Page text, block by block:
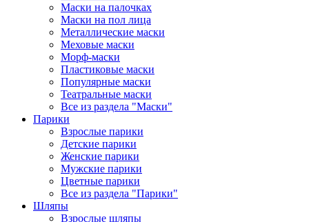
Маски на палочках
Маски на пол лица
Металлические маски
Меховые маски
Морф-маски
Пластиковые маски
Популярные маски
Театральные маски
Все из раздела "Маски"
Парики
Взрослые парики
Детские парики
Женские парики
Мужские парики
Цветные парики
Все из раздела "Парики"
Шляпы
Взрослые шляпы